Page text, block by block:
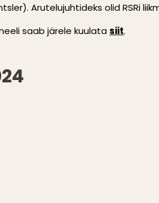
Arutelujuhtideks olid RSRi
saab järele kuulatasiit.